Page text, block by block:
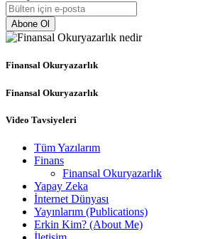
Abone Ol
Finansal Okuryazarlık
Finansal Okuryazarlık
Video Tavsiyeleri
Tüm Yazılarım
Finans
Finansal Okuryazarlık
Yapay Zeka
İnternet Dünyası
Yayınlarım (Publications)
Erkin Kim? (About Me)